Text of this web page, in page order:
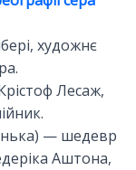
художнє
Лесаж,
— шедевр
Аштона,